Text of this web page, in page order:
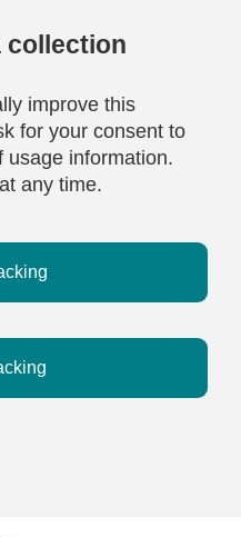
collection
improve this
for your consent to
usage information.
any time.